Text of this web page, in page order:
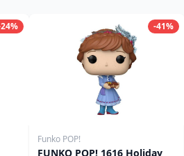
-41%
Funko POP!
FUNKO POP! 1616 Holiday